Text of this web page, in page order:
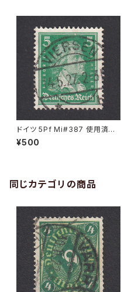
ドイツ 5Pf Mi#387 使用済み
切手｜VIRSEN 14.5.1927
¥500
同じカテゴリの商品